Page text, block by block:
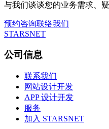
与我们谈谈您的业务需求、
预约咨询联络我们
STARSNET
公司信息
联系我们
网站设计开发
APP 设计开发
服务
加入 STARSNET